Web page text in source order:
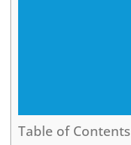
Table of Contents